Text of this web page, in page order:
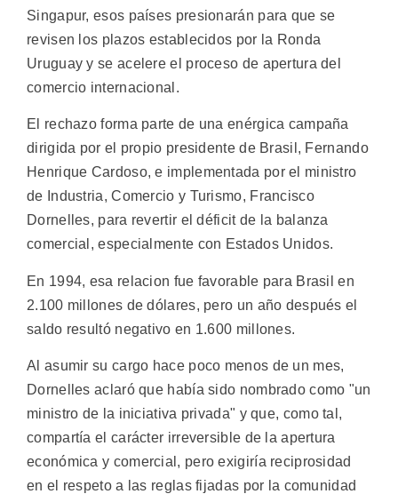
Singapur, esos países presionarán para que se
revisen los plazos establecidos por la Ronda
Uruguay y se acelere el proceso de apertura del
comercio internacional.
El rechazo forma parte de una enérgica campaña
dirigida por el propio presidente de Brasil, Fernando
Henrique Cardoso, e implementada por el ministro
de Industria, Comercio y Turismo, Francisco
Dornelles, para revertir el déficit de la balanza
comercial, especialmente con Estados Unidos.
En 1994, esa relacion fue favorable para Brasil en
2.100 millones de dólares, pero un año después el
saldo resultó negativo en 1.600 millones.
Al asumir su cargo hace poco menos de un mes,
Dornelles aclaró que había sido nombrado como "un
ministro de la iniciativa privada" y que, como tal,
compartía el carácter irreversible de la apertura
económica y comercial, pero exigiría reciprosidad
en el respeto a las reglas fijadas por la comunidad